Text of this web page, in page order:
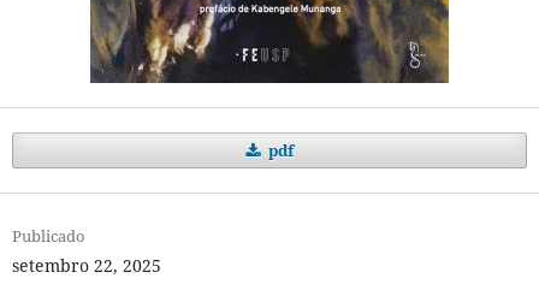
pdf
Publicado
setembro 22, 2025